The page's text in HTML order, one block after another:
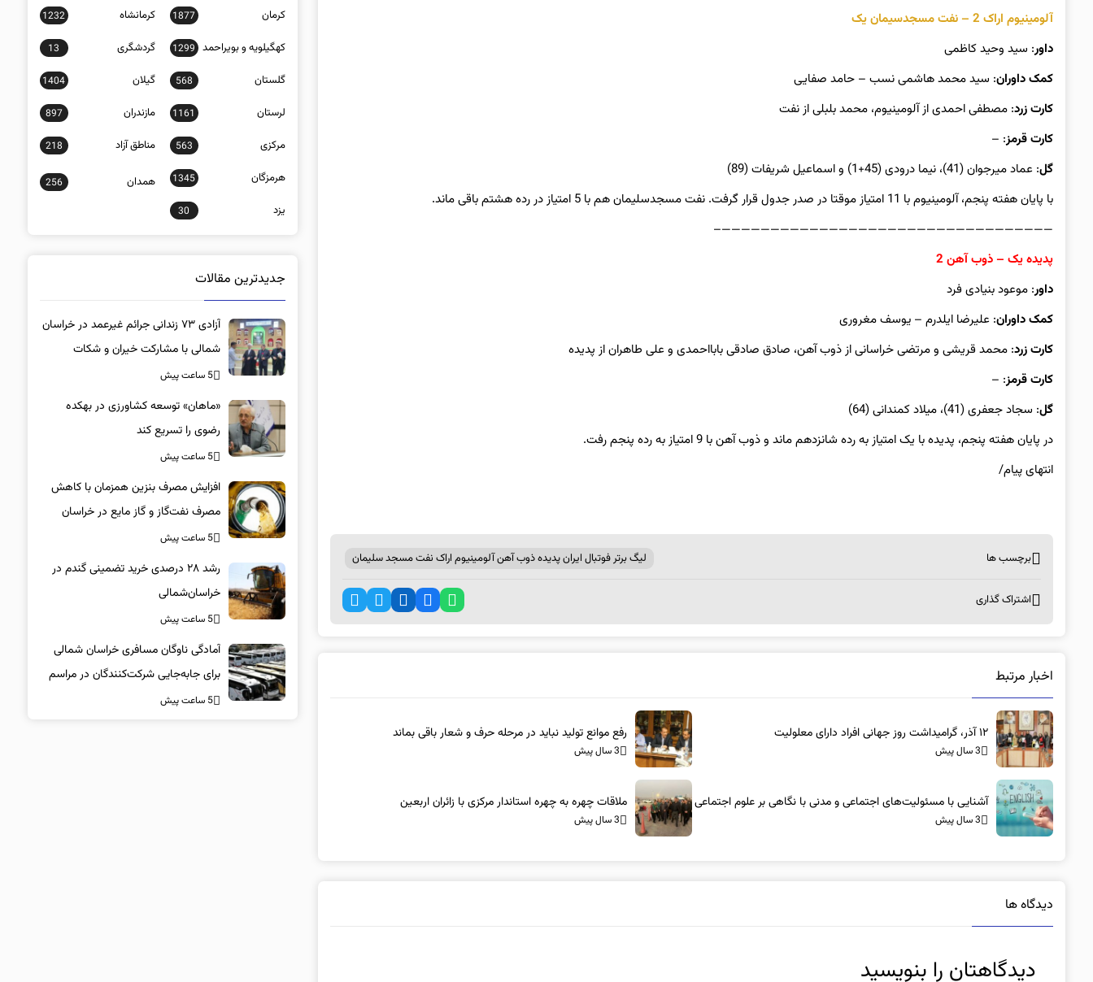
آلومینیوم اراک 2 – نفت مسجدسیمان یک
داور: سید وحید کاظمی
کمک داوران: سید محمد هاشمی نسب – حامد صفایی
کارت زرد: مصطفی احمدی از آلومینیوم، محمد بلبلی از نفت
کارت قرمز: –
گل: عماد میرجوان (41)، نیما درودی (45+1) و اسماعیل شریفات (89)
با پایان هفته پنجم، آلومینیوم با 11 امتیاز موقتا در صدر جدول قرار گرفت. نفت مسجدسلیمان هم با 5 امتیاز در رده هشتم باقی ماند.
——————————————————————————————————–
پدیده یک – ذوب آهن 2
داور: موعود بنیادی فرد
کمک داوران: علیرضا ایلدرم – یوسف مغروری
کارت زرد: محمد قریشی و مرتضی خراسانی از ذوب آهن، صادق صادقی بابااحمدی و علی طاهران از پدیده
کارت قرمز: –
گل: سجاد جعفری (41)، میلاد کمندانی (64)
در پایان هفته پنجم، پدیده با یک امتیاز به رده شانزدهم ماند و ذوب آهن با 9 امتیاز به رده پنجم رفت.
انتهای پیام/
برچسب ها لیگ برتر فوتبال ایران پدیده ذوب آهن آلومینیوم اراک نفت مسجد سلیمان
اشتراک گذاری
اخبار مرتبط
۱۲ آذر، گرامیداشت روز جهانی افراد دارای معلولیت
3 سال پیش
رفع موانع تولید نباید در مرحله حرف و شعار باقی بماند
3 سال پیش
آشنایی با مسئولیت‌های اجتماعی و مدنی با نگاهی بر علوم اجتماعی
3 سال پیش
ملاقات چهره به چهره استاندار مرکزی با زائران اربعین
3 سال پیش
دیدگاه ها
دیدگاهتان را بنویسید
کرمان 1877 کرمانشاه 1232
کهگیلویه و بویراحمد 1299 گردشگری 13
گلستان 568 گیلان 1404
لرستان 1161 مازندران 897
مرکزی 563 مناطق آزاد 218
هرمزگان 1345 همدان 256
یزد 30
جدیدترین مقالات
آزادی ۷۳ زندانی جرائم غیرعمد در خراسان
شمالی با مشارکت خیران و شکات
5 ساعت پیش
«ماهان» توسعه کشاورزی در بهکده
رضوی را تسریع کند
5 ساعت پیش
افزایش مصرف بنزین همزمان با کاهش
مصرف نفت‌گاز و گاز مایع در خراسان
شمالی
5 ساعت پیش
رشد ۲۸ درصدی خرید تضمینی گندم در
خراسان‌شمالی
5 ساعت پیش
آمادگی ناوگان مسافری خراسان شمالی
برای جابه‌جایی شرکت‌کنندگان در مراسم
تشییع پیکر مطهر امام شهید
5 ساعت پیش